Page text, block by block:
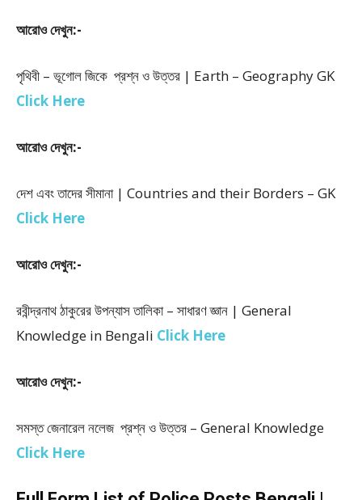
আরোও দেখুন:-
পৃথিবী – ভূগোল জিকে প্রশ্ন ও উত্তর | Earth – Geography GK
Click Here
আরোও দেখুন:-
দেশ এবং তাদের সীমানা | Countries and their Borders – GK
Click Here
আরোও দেখুন:-
রবীন্দ্রনাথ ঠাকুরের উপন্যাস তালিকা – সাধারণ জ্ঞান | General
Knowledge in Bengali Click Here
আরোও দেখুন:-
সমস্ত জেনারেল নলেজ প্রশ্ন ও উত্তর – General Knowledge
Click Here